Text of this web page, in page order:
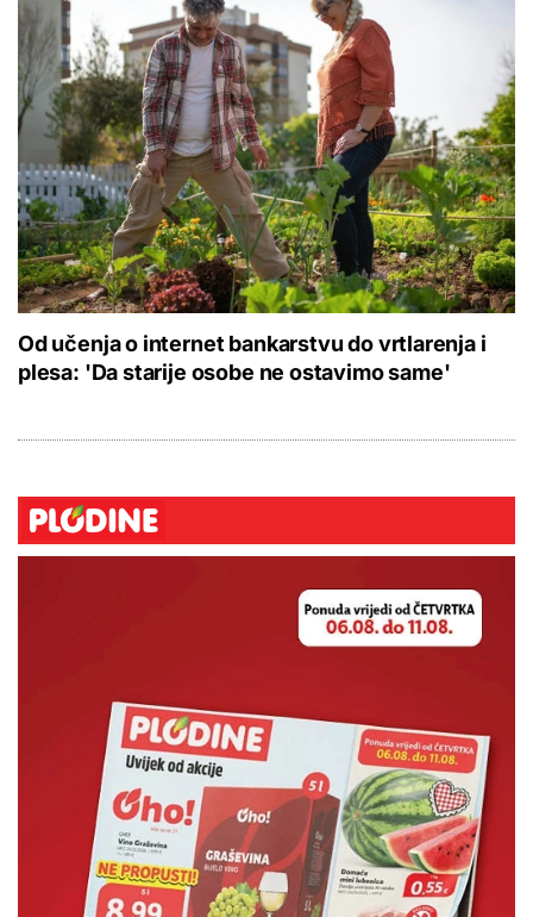
Od učenja o internet bankarstvu do vrtlarenja i
plesa: 'Da starije osobe ne ostavimo same'